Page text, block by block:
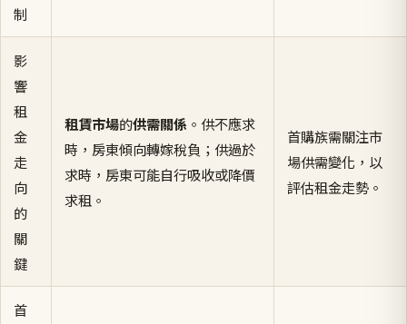
制
影
響
租
金
走
向
的
關
鍵
租賃市場的供需關係 。供不應求
時，房東傾向轉嫁稅負；供過於
求時，房東可能自行吸收或降價
求租。
首購族需關注市
場供需變化，以
評估租金走勢。
首